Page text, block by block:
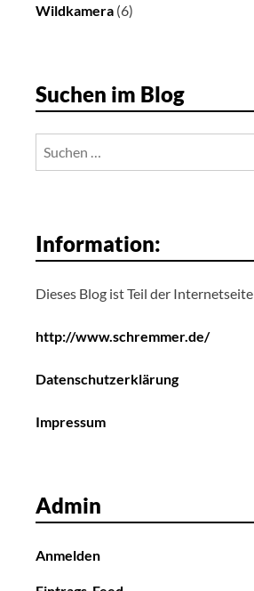
Wildkamera (6)
Suchen im Blog
Information:
Dieses Blog ist Teil der Internetseite
http://www.schremmer.de/
Datenschutzerklärung
Impressum
Admin
Anmelden